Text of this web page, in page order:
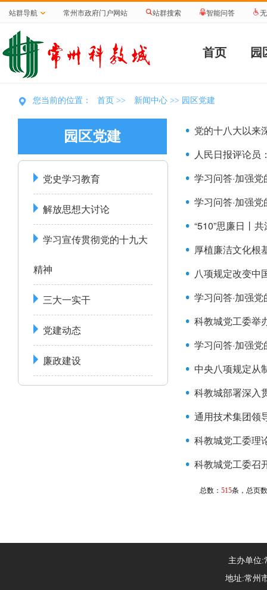
站群导航 常州市政府门户网站 站群搜索 智能问答
首页 园
您当前的位置： 首页 >> 新闻中心 >> 园区党建
园区党建
党史学习教育
解放思想大讨论
学习宣传贯彻党的十九大
精神
三大一实干
党建动态
廉政建设
党的十八大以来
人民日报评论员
学习问答·加强
学习问答·加强
“510”思廉日丨
厚植廉洁文化根
八项规定改变中
学习问答·加强
科教城党工委举
学习问答·加强
中央八项规定从
科教城部署深入
通用技术集团领
科教城党工委理
科教城党工委召
总数： 515条，总页
主办单位:
地址:常州